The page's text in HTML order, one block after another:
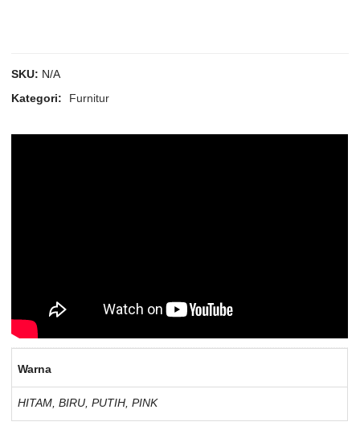
SKU: N/A
Kategori:
Furnitur
Warna
HITAM, BIRU, PUTIH, PINK